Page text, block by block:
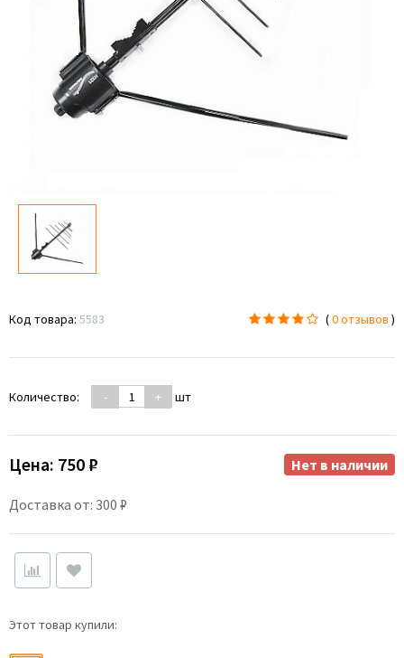
Код товара: 5583 (0 отзывов )
Количество: - + шт
Цена: 750 ₽
Доставка от: 300 ₽
Нет в наличии
Этот товар купили: